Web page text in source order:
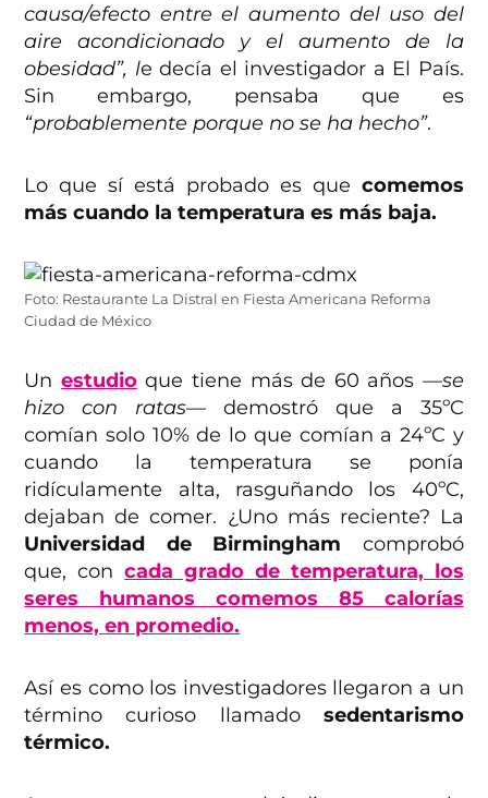
causa/efecto entre el aumento del uso del
aire acondicionado y el aumento de la
obesidad”, le decía el investigador a El País.
Sin embargo, pensaba que es
“probablemente porque no se ha hecho”.
Lo que sí está probado es que comemos
más cuando la temperatura es más baja.
Foto: Restaurante La Distral en Fiesta Americana Reforma
Ciudad de México
Un estudioque tiene más de 60 años —se
hizo con ratas— demostró que a 35ºC
comían solo 10% de lo que comían a 24ºC y
cuando la temperatura se ponía
ridículamente alta, rasguñando los 40ºC,
dejaban de comer. ¿Uno más reciente? La
Universidad de Birmingham comprobó
que, concada grado de temperatura, los
seres humanos comemos 85 calorías
menos, en promedio.
Así es como los investigadores llegaron a un
término curioso llamado sedentarismo
térmico.